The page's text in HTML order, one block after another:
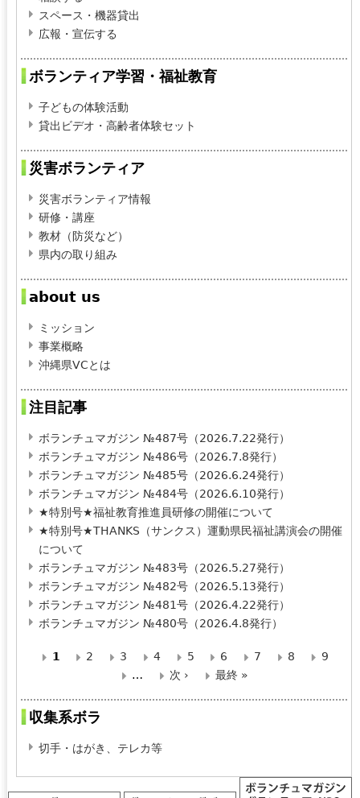
スペース・機器貸出
広報・宣伝する
ボランティア学習・福祉教育
子どもの体験活動
貸出ビデオ・高齢者体験セット
災害ボランティア
災害ボランティア情報
研修・講座
教材（防災など）
県内の取り組み
about us
ミッション
事業概略
沖縄県VCとは
注目記事
ボランチュマガジン №487号（2026.7.22発行）
ボランチュマガジン №486号（2026.7.8発行）
ボランチュマガジン №485号（2026.6.24発行）
ボランチュマガジン №484号（2026.6.10発行）
★特別号★福祉教育推進員研修の開催について
★特別号★THANKS（サンクス）運動県民福祉講演会の開催
について
ボランチュマガジン №483号（2026.5.27発行）
ボランチュマガジン №482号（2026.5.13発行）
ボランチュマガジン №481号（2026.4.22発行）
ボランチュマガジン №480号（2026.4.8発行）
ー
1 2 3 4 5 6 7 8
9
…
次 › 最終 »
収集系ボラ
切手・はがき、テレカ等